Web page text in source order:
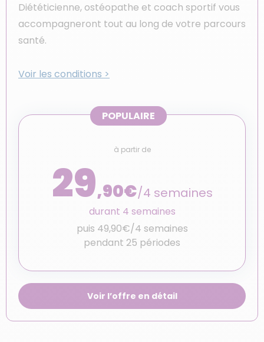
Diététicienne, ostéopathe et coach sportif vous
accompagneront tout au long de votre parcours
santé.
Voir les conditions >
POPULAIRE
à partir de
29,90€/4 semaines
durant 4 semaines
puis 49,90€/4 semaines
pendant 25 périodes
Voir l’offre en détail